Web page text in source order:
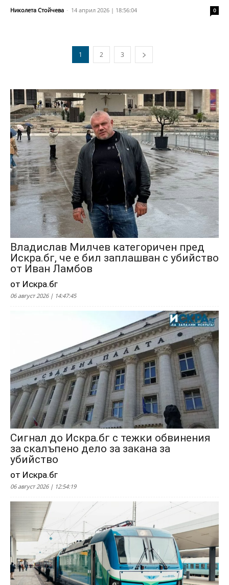
Николета Стойчева - 14 април 2026 | 18:56:04 0
1 2 3
Владислав Милчев категоричен пред
Искра.бг, че е бил заплашван с убийство
от Иван Ламбов
от Искра.бг
06 август 2026 | 14:47:45
Сигнал до Искра.бг с тежки обвинения
за скалъпено дело за закана за
убийство
от Искра.бг
06 август 2026 | 12:54:19